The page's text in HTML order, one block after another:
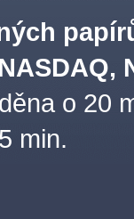
NASDAQ,
o 20
min.